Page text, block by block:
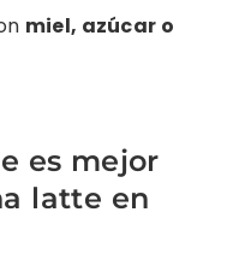
miel, azúcar o
es mejor
latte en